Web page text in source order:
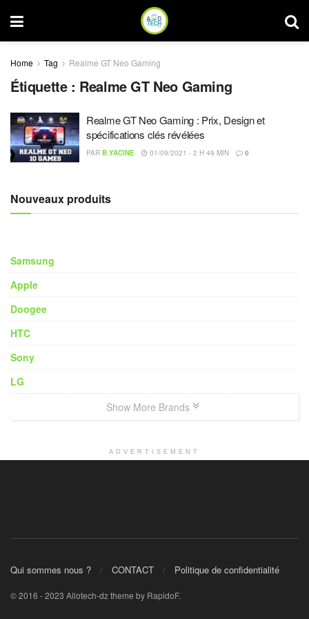
Home Tag Realme GT Neo Gaming
Étiquette : Realme GT Neo Gaming
Realme GT Neo Gaming : Prix, Design et
spécifications clés révélées
PAR B.YACINE 01/09/2021 - 2 H 49 MIN 0
Nouveaux produits
Samsung
Apple
Doogee
HTC
Sony
LG
Show More Brands
ADVERTISEMENT
Qui sommes nous ? CONTACT Politique de confidentialité
© 2016 - 2023 Allotech-dz theme by RapidoF.